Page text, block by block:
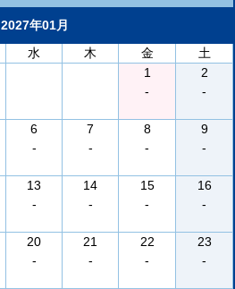
2027年01月
水 木 金
土
1
-
2
-
6
-
7
-
8
-
9
-
13
-
14
-
15
-
16
-
20
-
21
-
22
-
23
-